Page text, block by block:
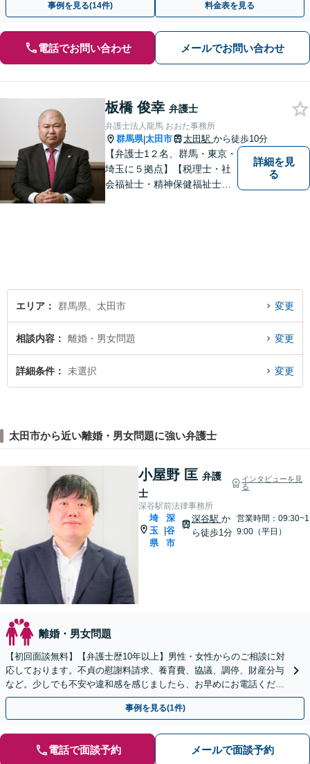
事例を見る(14件) 料金表を見る
電話でお問い合わせ メールでお問い合わせ
板橋 俊幸 弁護士
弁護士法人龍馬 おおた事務所
群馬県|太田市 太田駅 から徒歩10分
【弁護士1２名、群馬・東京・
埼玉に５拠点】【税理士・社
会福祉士・精神保健福祉士が
詳細を見
る
エリア 群馬県、太田市 変更
相談内容 離婚・男女問題 変更
詳細条件 未選択 変更
太田市から近い離婚・男女問題に強い弁護士
小屋野 匡 弁護
士
インタビューを見
る
深谷駅前法律事務所
埼
玉
県
深
谷
市
深谷駅 か
ら徒歩1分
営業時間：09:30~1
9:00（平日）
離婚・男女問題
【初回面談無料】【弁護士歴10年以上】男性・女性からのご相談に対
応しております。不貞の慰謝料請求、養育費、協議、調停、財産分与
など。少しでも不安や違和感を感じましたら、お早めにお電話くださ
い【休日・夜間相談可】【深谷駅1分】
事例を見る(1件)
電話で面談予約 メールで面談予約